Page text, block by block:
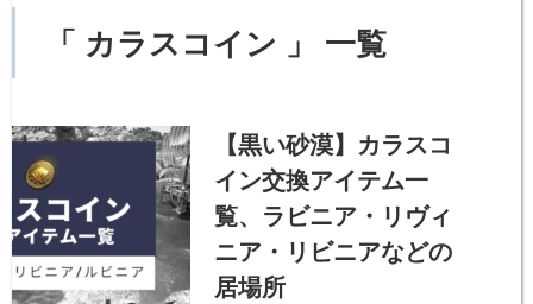
「 カラスコイン 」 一覧
【黒い砂漠】カラスコ
イン交換アイテム一
覧、ラビニア・リヴィ
ニア・リビニアなどの
居場所